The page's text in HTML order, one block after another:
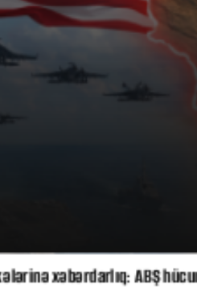
xəbərdarlıq: ABŞ